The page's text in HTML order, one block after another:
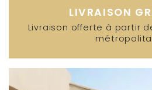
LIVRAISON
Livraison offerte à partir